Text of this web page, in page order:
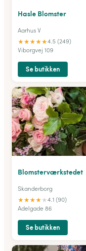
Hasle Blomster
Aarhus V
★★★★★4.5 (249)
Viborgvej 109
Se butikken
Blomsterværkstedet
Skanderborg
★★★★★4.1 (90)
Adelgade 86
Se butikken